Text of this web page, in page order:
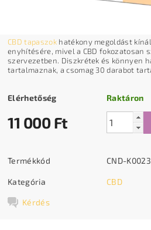
CBD tapaszokhatékony megoldást
enyhítésére, mivel a CBD fokozatosan
szervezetben. Diszkrétek és könnyen
tartalmaznak, a csomag 30 darabot
Elérhetőség Raktáron
11 000 Ft
Termékkód CND-
Kategória CBD
Kérdés